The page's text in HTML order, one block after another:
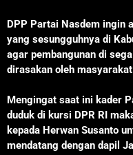
DPP Partai Nasdem ingin
yang sesungguhnya di
agar pembangunan di
dirasakan oleh
Mengingat saat ini kader
duduk di kursi DPR RI
kepada Herwan Susanto
mendatang dengan dapil